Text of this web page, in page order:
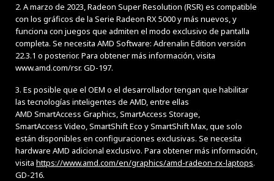
2. A marzo de 2023, Radeon Super Resolution (RSR) es compatible
con los gráficos de la Serie Radeon RX 5000 y más nuevos, y
funciona con juegos que admiten el modo exclusivo de pantalla
completa. Se necesita AMD Software: Adrenalin Edition versión
22.3.1 o posterior. Para obtener más información, visita
www.amd.com/rsr. GD-197.
3. Es posible que el OEM o el desarrollador tengan que habilitar
las tecnologías inteligentes de AMD, entre ellas
AMD SmartAccess Graphics, SmartAccess Storage,
SmartAccess Video, SmartShift Eco y SmartShift Max, que solo
están disponibles en configuraciones exclusivas. Se necesita
hardware AMD adicional exclusivo. Para obtener más información,
visita https://www.amd.com/en/graphics/amd-radeon-rx-laptops.
GD-216.